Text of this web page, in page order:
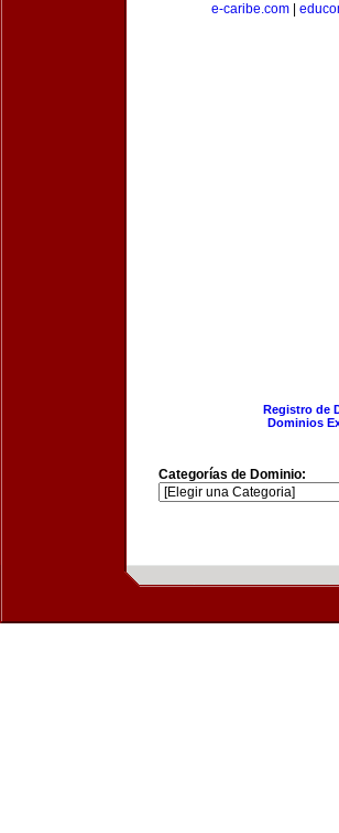
e-caribe.com|
Registro de
Dominios
Categorías de Dominio: